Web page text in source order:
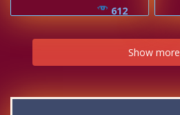
612
Show more